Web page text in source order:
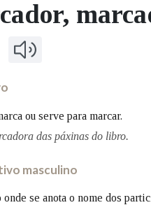
IDENTIDADE
MARCIAL DEL
CASA-MUSEO
FIGURAS
Instagram
Bluesky
LEMAS,
ou serve para marcar.
das páxinas do libro.
masculino
onde se anota o nome dos